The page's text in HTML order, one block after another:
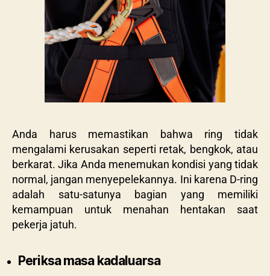
Anda harus memastikan bahwa ring tidak
mengalami kerusakan seperti retak, bengkok, atau
berkarat. Jika Anda menemukan kondisi yang tidak
normal, jangan menyepelekannya. Ini karena D-ring
adalah satu-satunya bagian yang memiliki
kemampuan untuk menahan hentakan saat
pekerja jatuh.
Periksa masa kadaluarsa